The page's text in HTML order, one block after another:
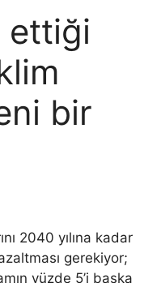
ettiği
bir
2040 yılına kadar
gerekiyor;
yüzde 5’i başka